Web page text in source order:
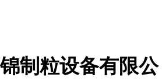
制粒设备有限公